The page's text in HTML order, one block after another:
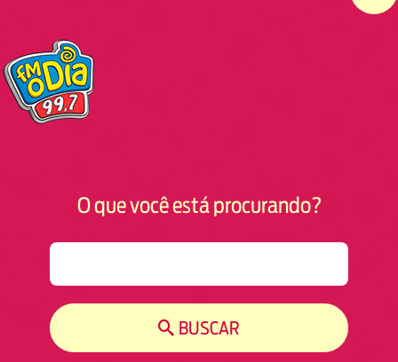
O que você está procurando?
BUSCAR